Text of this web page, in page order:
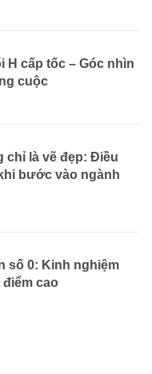
H cấp tốc – Góc nhìn
cuộc
chỉ là vẽ đẹp: Điều
bước vào ngành
số 0: Kinh nghiệm
cao